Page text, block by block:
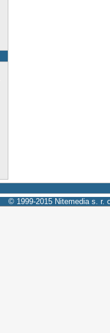
© 1999-2015 Nitemedia s. r.